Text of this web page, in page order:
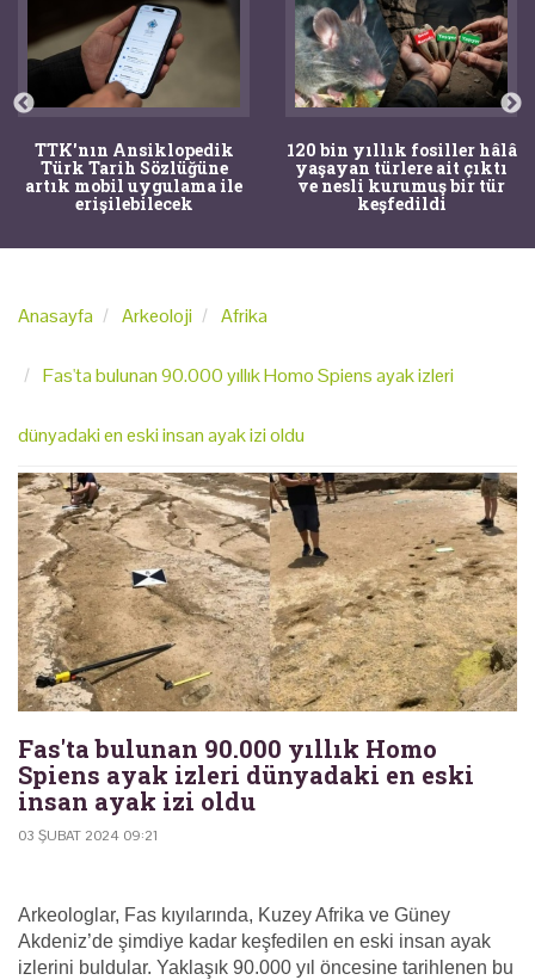
TTK'nın Ansiklopedik
Türk Tarih Sözlüğüne
artık mobil uygulama ile
erişilebilecek
120 bin yıllık fosiller hâlâ
yaşayan türlere ait çıktı
ve nesli kurumuş bir tür
keşfedildi
Anasayfa Arkeoloji Afrika
Fas'ta bulunan 90.000 yıllık Homo Spiens ayak izleri
dünyadaki en eski insan ayak izi oldu
Fas'ta bulunan 90.000 yıllık Homo
Spiens ayak izleri dünyadaki en eski
insan ayak izi oldu
03 ŞUBAT 2024 09:21
Arkeologlar, Fas kıyılarında, Kuzey Afrika ve Güney
Akdeniz’de şimdiye kadar keşfedilen en eski insan ayak
izlerini buldular. Yaklaşık 90.000 yıl öncesine tarihlenen bu